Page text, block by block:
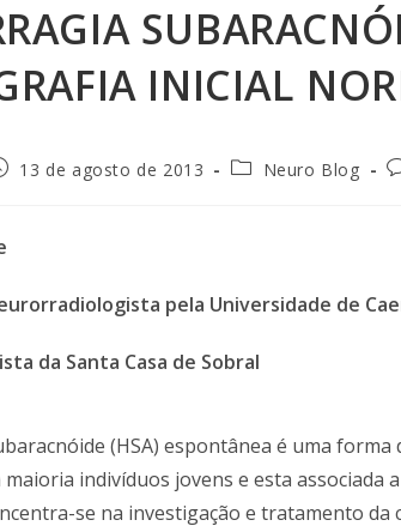
INICIAL
13 de agosto de 2013 Neuro Blog
pela Universidade de
da Santa Casa de Sobral
(HSA) espontânea é uma
maioria indivíduos jovens e esta
se na investigação e tratamento